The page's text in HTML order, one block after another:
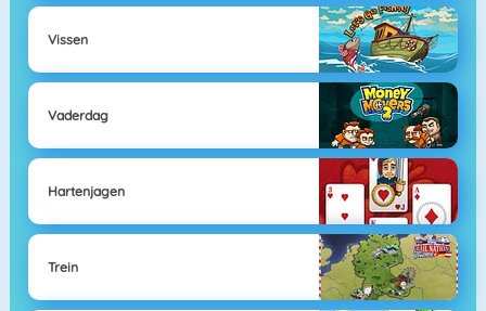
Vissen
Vaderdag
Hartenjagen
Trein